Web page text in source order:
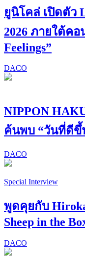
ยูนิโคล่ เปิดตัว
2026 ภายใต้ค
Feelings”
DACO
NIPPON
ค้นพบ “วันที่ดีขึ้
DACO
Special Interview
พูดคุยกับ
Sheep in the
DACO